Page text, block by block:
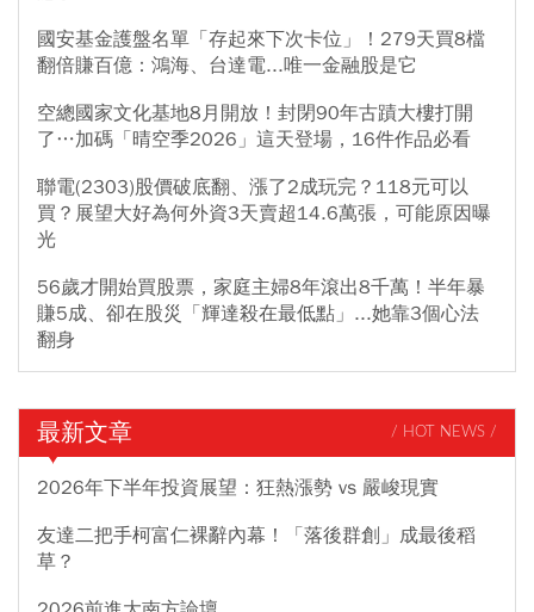
國安基金護盤名單「存起來下次卡位」！279天買8檔
翻倍賺百億：鴻海、台達電...唯一金融股是它
空總國家文化基地8月開放！封閉90年古蹟大樓打開
了…加碼「晴空季2026」這天登場，16件作品必看
聯電(2303)股價破底翻、漲了2成玩完？118元可以
買？展望大好為何外資3天賣超14.6萬張，可能原因曝
光
56歲才開始買股票，家庭主婦8年滾出8千萬！半年暴
賺5成、卻在股災「輝達殺在最低點」...她靠3個心法
翻身
最新文章 / HOT NEWS /
2026年下半年投資展望：狂熱漲勢 vs 嚴峻現實
友達二把手柯富仁裸辭內幕！「落後群創」成最後稻
草？